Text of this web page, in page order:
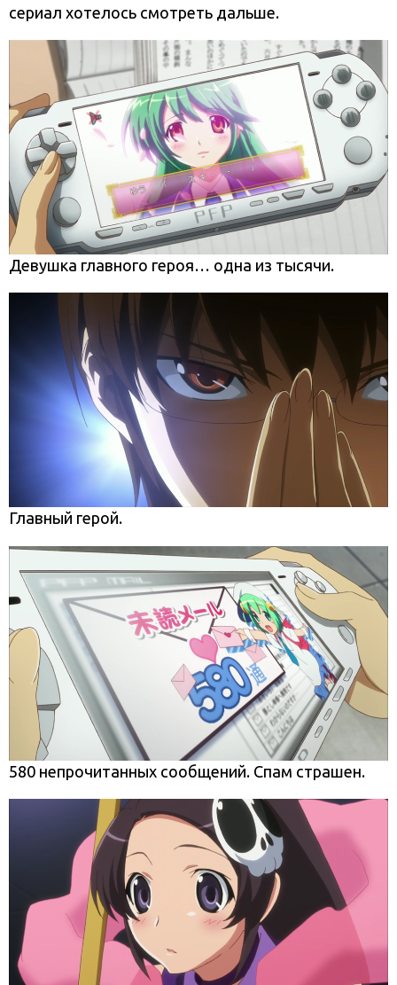
сериал хотелось смотреть дальше.
Девушка главного героя… одна из тысячи.
Главный герой.
580 непрочитанных сообщений. Спам страшен.